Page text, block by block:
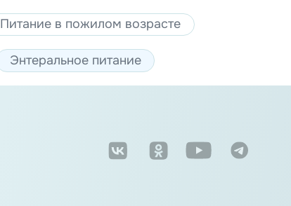
Питание в пожилом возрасте
Энтеральное питание